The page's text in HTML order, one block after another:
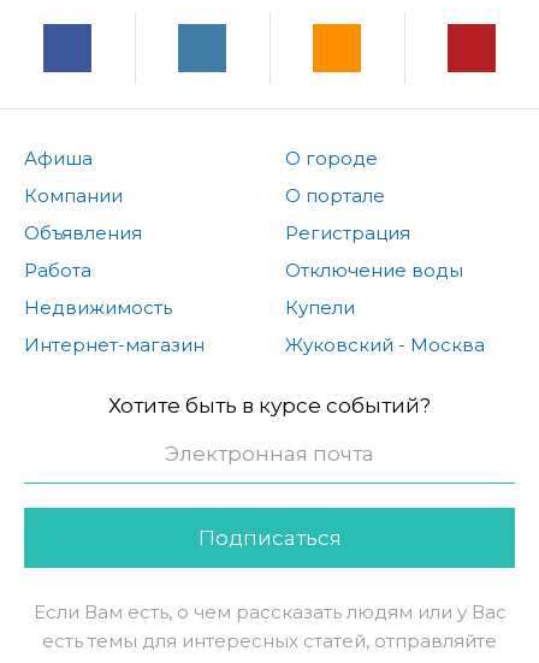
Афиша
Компании
Объявления
Работа
Недвижимость
Интернет-магазин
О городе
О портале
Регистрация
Отключение воды
Купели
Жуковский - Москва
Хотите быть в курсе событий?
Подписаться
Если Вам есть, о чем рассказать людям или у Вас
есть темы для интересных статей, отправляйте